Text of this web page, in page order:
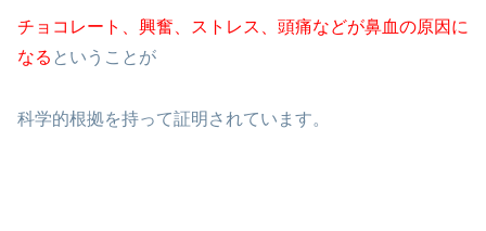
チョコレート、興奮、ストレス、頭痛などが鼻血の原因に
なる ということが
科学的根拠を持って証明されています。